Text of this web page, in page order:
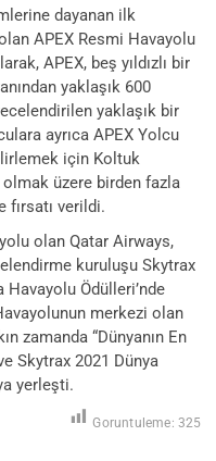
dayanan ilk
APEX Resmi Havayolu
APEX, beş yıldızlı bir
yaklaşık 600
yaklaşık bir
ayrıca APEX Yolcu
için Koltuk
üzere birden fazla
verildi.
olan Qatar Airways,
kuruluşu Skytrax
Havayolu Ödülleri’nde
merkezi olan
zamanda “Dünyanın En
Skytrax 2021 Dünya
yerleşti.
Goruntuleme: 325